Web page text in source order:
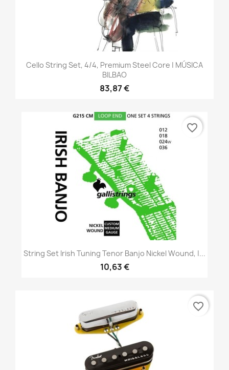
Cello String Set, 4/4, Premium Steel Core | MÚSICA
BILBAO
83,87 €
String Set Irish Tuning Tenor Banjo Nickel Wound, |...
10,63 €
favorite_border
favorite_border